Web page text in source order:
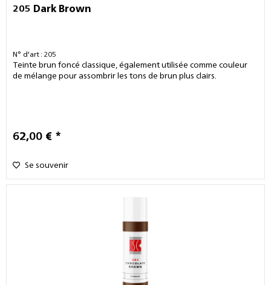
205 Dark Brown
N° d'art : 205
Teinte brun foncé classique, également utilisée comme couleur
de mélange pour assombrir les tons de brun plus clairs.
62,00 € *
Se souvenir